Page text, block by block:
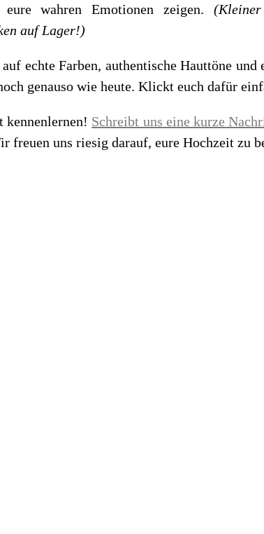
wahren Emotionen zeigen.
auf Lager!)
echte Farben, authentische Hauttöne
genauso wie heute. Klickt euch dafür
kennenlernen! Schreibt uns eine kurze
freuen uns riesig darauf, eure Hochzeit zu